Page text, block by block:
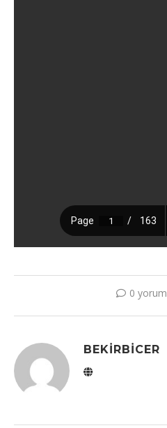
0 yorum
BEKIRBICER